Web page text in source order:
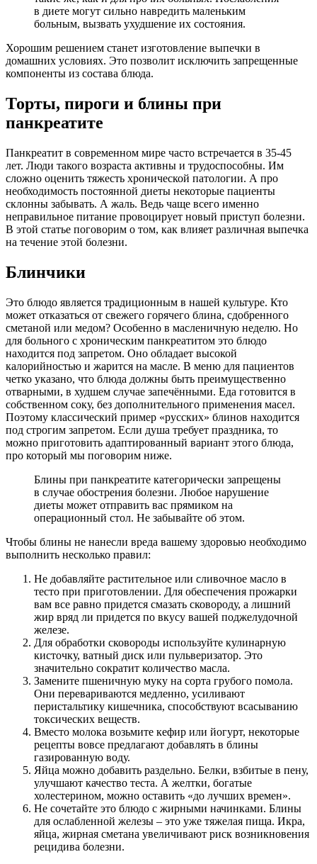
в диете могут сильно навредить маленьким
больным, вызвать ухудшение их состояния.
Хорошим решением станет изготовление выпечки в
домашних условиях. Это позволит исключить запрещенные
компоненты из состава блюда.
Торты, пироги и блины при
панкреатите
Панкреатит в современном мире часто встречается в 35-45
лет. Люди такого возраста активны и трудоспособны. Им
сложно оценить тяжесть хронической патологии. А про
необходимость постоянной диеты некоторые пациенты
склонны забывать. А жаль. Ведь чаще всего именно
неправильное питание провоцирует новый приступ болезни.
В этой статье поговорим о том, как влияет различная выпечка
на течение этой болезни.
Блинчики
Это блюдо является традиционным в нашей культуре. Кто
может отказаться от свежего горячего блина, сдобренного
сметаной или медом? Особенно в масленичную неделю. Но
для больного с хроническим панкреатитом это блюдо
находится под запретом. Оно обладает высокой
калорийностью и жарится на масле. В меню для пациентов
четко указано, что блюда должны быть преимущественно
отварными, в худшем случае запечёнными. Еда готовится в
собственном соку, без дополнительного применения масел.
Поэтому классический пример «русских» блинов находится
под строгим запретом. Если душа требует праздника, то
можно приготовить адаптированный вариант этого блюда,
про который мы поговорим ниже.
Блины при панкреатите категорически запрещены
в случае обострения болезни. Любое нарушение
диеты может отправить вас прямиком на
операционный стол. Не забывайте об этом.
Чтобы блины не нанесли вреда вашему здоровью необходимо
выполнить несколько правил:
Не добавляйте растительное или сливочное масло в
тесто при приготовлении. Для обеспечения прожарки
вам все равно придется смазать сковороду, а лишний
жир вряд ли придется по вкусу вашей поджелудочной
железе.
Для обработки сковороды используйте кулинарную
кисточку, ватный диск или пульверизатор. Это
значительно сократит количество масла.
Замените пшеничную муку на сорта грубого помола.
Они перевариваются медленно, усиливают
перистальтику кишечника, способствуют всасыванию
токсических веществ.
Вместо молока возьмите кефир или йогурт, некоторые
рецепты вовсе предлагают добавлять в блины
газированную воду.
Яйца можно добавить раздельно. Белки, взбитые в пену,
улучшают качество теста. А желтки, богатые
холестерином, можно оставить «до лучших времен».
Не сочетайте это блюдо с жирными начинками. Блины
для ослабленной железы – это уже тяжелая пища. Икра,
яйца, жирная сметана увеличивают риск возникновения
рецидива болезни.